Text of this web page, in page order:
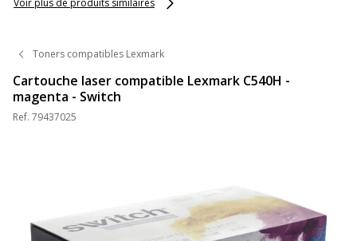
Voir plus de produits similaires
Toners compatibles Lexmark
Cartouche laser compatible Lexmark C540H -
magenta - Switch
Ref. 79437025